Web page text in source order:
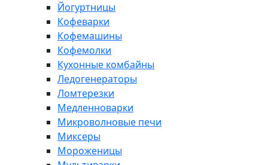
Йогуртницы
Кофеварки
Кофемашины
Кофемолки
Кухонные комбайны
Ледогенераторы
Ломтерезки
Медленноварки
Микроволновые печи
Миксеры
Мороженицы